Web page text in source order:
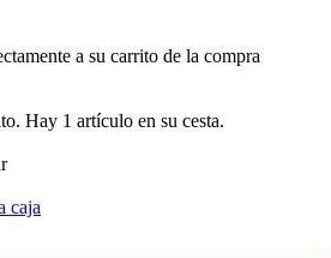
a su carrito de la compra
Hay 1 artículo en su cesta.
caja